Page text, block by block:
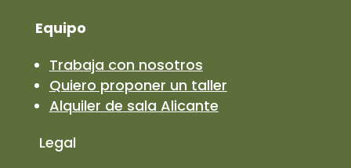
Equipo
Trabaja con nosotros
Quiero proponer un taller
Alquiler de sala Alicante
Legal